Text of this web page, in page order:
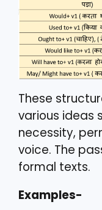
These
various ideas
necessity,
voice. The
formal texts.
Examples-